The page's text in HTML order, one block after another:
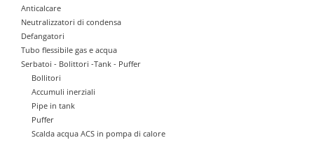
Anticalcare
Neutralizzatori di condensa
Defangatori
Tubo flessibile gas e acqua
Serbatoi - Bolittori -Tank - Puffer
Bollitori
Accumuli inerziali
Pipe in tank
Puffer
Scalda acqua ACS in pompa di calore